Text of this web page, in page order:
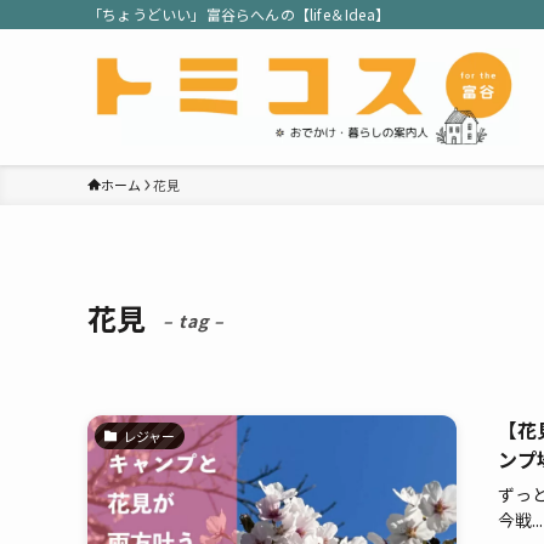
「ちょうどいい」富谷らへんの【life＆Idea】
ホーム 花見
花見 – tag –
レジャー
【
ンプ
ずっ
今戦...